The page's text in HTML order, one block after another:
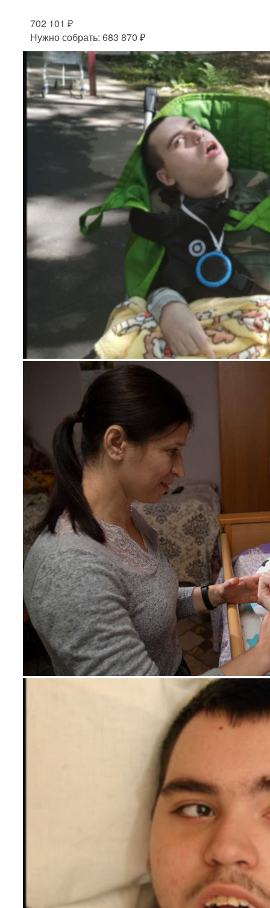
702 101 ₽
Нужно собрать: 683 870 ₽